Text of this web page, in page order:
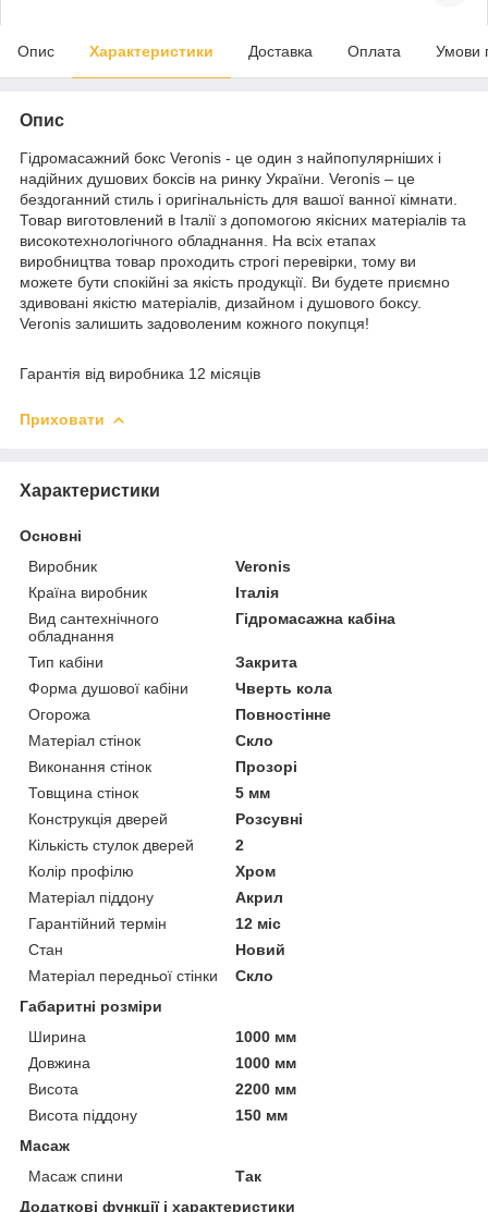
Опис Характеристики Доставка Оплата Умови
Опис
Гідромасажний бокс Veronis - це один з найпопулярніших і
надійних душових боксів на ринку України. Veronis – це
бездоганний стиль і оригінальність для вашої ванної кімнати.
Товар виготовлений в Італії з допомогою якісних матеріалів та
високотехнологічного обладнання. На всіх етапах
виробництва товар проходить строгі перевірки, тому ви
можете бути спокійні за якість продукції. Ви будете приємно
здивовані якістю матеріалів, дизайном і душового боксу.
Veronis залишить задоволеним кожного покупця!
Гарантія від виробника 12 місяців
Приховати
Характеристики
Основні
Виробник
Veronis
Країна виробник
Італія
Вид сантехнічного
обладнання
Гідромасажна кабіна
Тип кабіни
Закрита
Форма душової кабіни
Чверть кола
Огорожа
Повностінне
Матеріал стінок
Скло
Виконання стінок
Прозорі
Товщина стінок
5 мм
Конструкція дверей
Розсувні
Кількість стулок дверей
2
Колір профілю
Хром
Матеріал піддону
Акрил
Гарантійний термін
12 міс
Стан
Новий
Матеріал передньої стінки
Скло
Габаритні розміри
Ширина
1000 мм
Довжина
1000 мм
Висота
2200 мм
Висота піддону
150 мм
Масаж
Масаж спини
Так
Додаткові функції і характеристики